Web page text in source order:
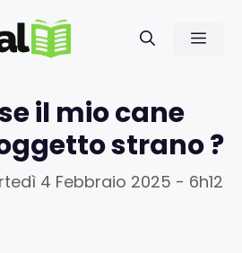
il mio cane
strano ?
4 Febbraio 2025 - 6h12